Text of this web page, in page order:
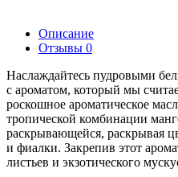
Описание
Отзывы 0
Наслаждайтесь пудровыми
с ароматом, который мы
роскошное ароматическое
тропической комбинации
раскрывающейся, раскрывая
и фиалки. Закрепив этот
листьев и экзотического